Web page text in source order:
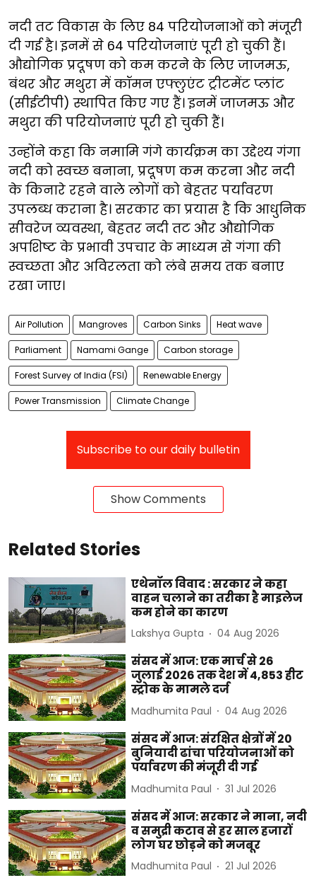
नदी तट विकास के लिए 84 परियोजनाओं को मंजूरी
दी गई है। इनमें से 64 परियोजनाएं पूरी हो चुकी हैं।
औद्योगिक प्रदूषण को कम करने के लिए जाजमऊ,
बंथर और मथुरा में कॉमन एफ्लुएंट ट्रीटमेंट प्लांट
(सीईटीपी) स्थापित किए गए हैं। इनमें जाजमऊ और
मथुरा की परियोजनाएं पूरी हो चुकी हैं।
उन्होंने कहा कि नमामि गंगे कार्यक्रम का उद्देश्य गंगा
नदी को स्वच्छ बनाना, प्रदूषण कम करना और नदी
के किनारे रहने वाले लोगों को बेहतर पर्यावरण
उपलब्ध कराना है। सरकार का प्रयास है कि आधुनिक
सीवरेज व्यवस्था, बेहतर नदी तट और औद्योगिक
अपशिष्ट के प्रभावी उपचार के माध्यम से गंगा की
स्वच्छता और अविरलता को लंबे समय तक बनाए
रखा जाए।
Air Pollution Mangroves Carbon Sinks Heat wave
Parliament Namami Gange Carbon storage
Forest Survey of India (FSI) Renewable Energy
Power Transmission Climate Change
Subscribe to our daily bulletin
Show Comments
Related Stories
एथेनॉल विवाद : सरकार ने कहा
वाहन चलाने का तरीका है माइलेज
कम होने का कारण
Lakshya Gupta 04 Aug 2026
संसद में आज: एक मार्च से 26
जुलाई 2026 तक देश में 4,853 हीट
स्ट्रोक के मामले दर्ज
Madhumita Paul 04 Aug 2026
संसद में आज: संरक्षित क्षेत्रों में 20
बुनियादी ढांचा परियोजनाओं को
पर्यावरण की मंजूरी दी गई
Madhumita Paul 31 Jul 2026
संसद में आज: सरकार ने माना, नदी
व समुद्री कटाव से हर साल हजारों
लोग घर छोड़ने को मजबूर
Madhumita Paul 21 Jul 2026